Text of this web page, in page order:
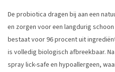
De probiotica dragen bij aan een
en zorgen voor een langdurig
bestaat voor 96 procent uit
is volledig biologisch afbreekbaar.
spray lick-safe en hypoallergeen,